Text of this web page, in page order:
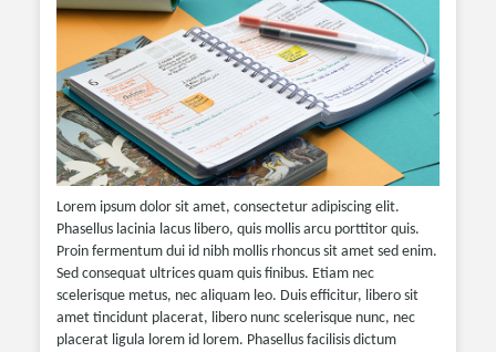
Lorem ipsum dolor sit amet, consectetur adipiscing elit.
Phasellus lacinia lacus libero, quis mollis arcu porttitor quis.
Proin fermentum dui id nibh mollis rhoncus sit amet sed enim.
Sed consequat ultrices quam quis finibus. Etiam nec
scelerisque metus, nec aliquam leo. Duis efficitur, libero sit
amet tincidunt placerat, libero nunc scelerisque nunc, nec
placerat ligula lorem id lorem. Phasellus facilisis dictum